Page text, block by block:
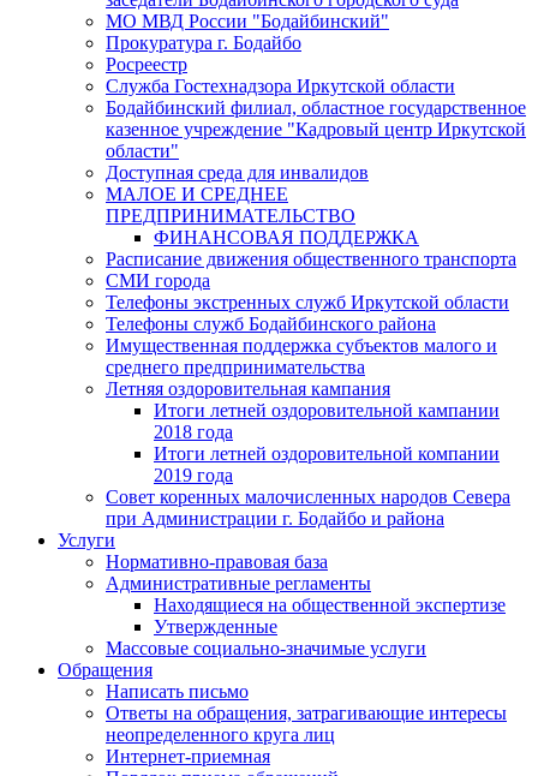
МО МВД России "Бодайбинский"
Прокуратура г. Бодайбо
Росреестр
Служба Гостехнадзора Иркутской области
Бодайбинский филиал, областное государственное
казенное учреждение "Кадровый центр Иркутской
области"
Доступная среда для инвалидов
МАЛОЕ И СРЕДНЕЕ
ПРЕДПРИНИМАТЕЛЬСТВО
ФИНАНСОВАЯ ПОДДЕРЖКА
Расписание движения общественного транспорта
СМИ города
Телефоны экстренных служб Иркутской области
Телефоны служб Бодайбинского района
Имущественная поддержка субъектов малого и
среднего предпринимательства
Летняя оздоровительная кампания
Итоги летней оздоровительной кампании
2018 года
Итоги летней оздоровительной компании
2019 года
Совет коренных малочисленных народов Севера
при Администрации г. Бодайбо и района
Услуги
Нормативно-правовая база
Административные регламенты
Находящиеся на общественной экспертизе
Утвержденные
Массовые социально-значимые услуги
Обращения
Написать письмо
Ответы на обращения, затрагивающие интересы
неопределенного круга лиц
Интернет-приемная